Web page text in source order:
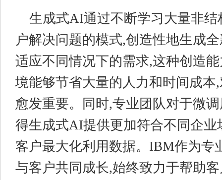
生成式AI通过不断学习大量非结
户解决问题的模式,创造性地生成
适应不同情况下的需求,这种创造
境能够节省大量的人力和时间成本
愈发重要。同时,专业团队对于微
得生成式AI提供更加符合不同企业
客户最大化利用数据。IBM作为专
与客户共同成长,始终致力于帮助